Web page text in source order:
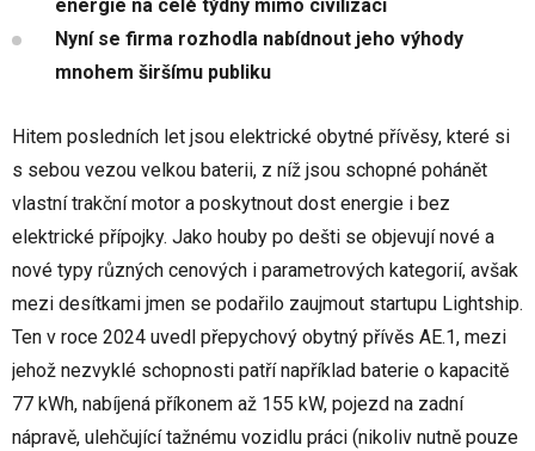
energie na celé týdny mimo civilizaci
Nyní se firma rozhodla nabídnout jeho výhody
mnohem širšímu publiku
Hitem posledních let jsou elektrické obytné přívěsy, které si
s sebou vezou velkou baterii, z níž jsou schopné pohánět
vlastní trakční motor a poskytnout dost energie i bez
elektrické přípojky. Jako houby po dešti se objevují nové a
nové typy různých cenových i parametrových kategorií, avšak
mezi desítkami jmen se podařilo zaujmout startupu Lightship.
Ten v roce 2024 uvedl přepychový obytný přívěs AE.1, mezi
jehož nezvyklé schopnosti patří například baterie o kapacitě
77 kWh, nabíjená příkonem až 155 kW, pojezd na zadní
nápravě, ulehčující tažnému vozidlu práci (nikoliv nutně pouze